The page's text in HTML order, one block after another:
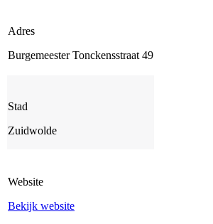
Adres
Burgemeester Tonckensstraat 49
Stad
Zuidwolde
Website
Bekijk website